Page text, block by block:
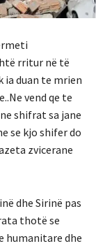
rritur në të
ia duan te mrien
vend qe te
shifrat sa jane
se kjo shifer do
zvicerane
dhe Sirinë pas
thotë se
humanitare dhe